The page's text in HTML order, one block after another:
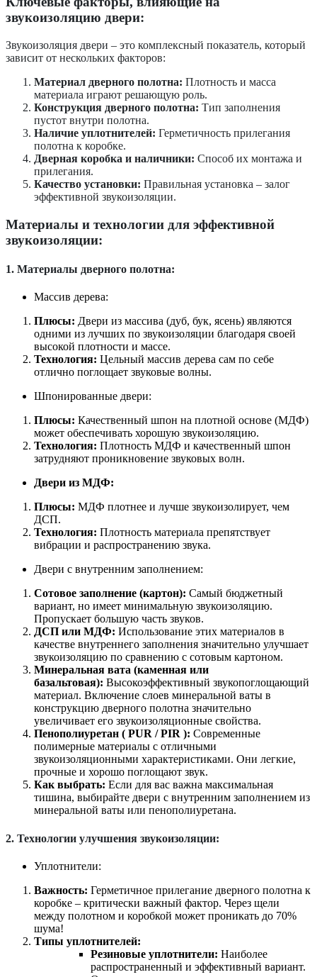
звукоизоляцию двери:
Звукоизоляция двери – это комплексный показатель, который
зависит от нескольких факторов:
Материал дверного полотна: Плотность и масса
материала играют решающую роль.
Конструкция дверного полотна: Тип заполнения
пустот внутри полотна.
Наличие уплотнителей: Герметичность прилегания
полотна к коробке.
Дверная коробка и наличники: Способ их монтажа и
прилегания.
Качество установки: Правильная установка – залог
эффективной звукоизоляции.
Материалы и технологии для эффективной
звукоизоляции:
1. Материалы дверного полотна:
Массив дерева:
Плюсы: Двери из массива (дуб, бук, ясень) являются
одними из лучших по звукоизоляции благодаря своей
высокой плотности и массе.
Технология: Цельный массив дерева сам по себе
отлично поглощает звуковые волны.
Шпонированные двери:
Плюсы: Качественный шпон на плотной основе (МДФ)
может обеспечивать хорошую звукоизоляцию.
Технология: Плотность МДФ и качественный шпон
затрудняют проникновение звуковых волн.
Двери из МДФ:
Плюсы: МДФ плотнее и лучше звукоизолирует, чем
ДСП.
Технология: Плотность материала препятствует
вибрации и распространению звука.
Двери с внутренним заполнением:
Сотовое заполнение (картон): Самый бюджетный
вариант, но имеет минимальную звукоизоляцию.
Пропускает большую часть звуков.
ДСП или МДФ: Использование этих материалов в
качестве внутреннего заполнения значительно улучшает
звукоизоляцию по сравнению с сотовым картоном.
Минеральная вата (каменная или
базальтовая): Высокоэффективный звукопоглощающий
материал. Включение слоев минеральной ваты в
конструкцию дверного полотна значительно
увеличивает его звукоизоляционные свойства.
Пенополиуретан ( PUR / PIR ): Современные
полимерные материалы с отличными
звукоизоляционными характеристиками. Они легкие,
прочные и хорошо поглощают звук.
Как выбрать: Если для вас важна максимальная
тишина, выбирайте двери с внутренним заполнением из
минеральной ваты или пенополиуретана.
2. Технологии улучшения звукоизоляции:
Уплотнители:
Важность: Герметичное прилегание дверного полотна к
коробке – критически важный фактор. Через щели
между полотном и коробкой может проникать до 70%
шума!
Типы уплотнителей:
Резиновые уплотнители: Наиболее
распространенный и эффективный вариант.